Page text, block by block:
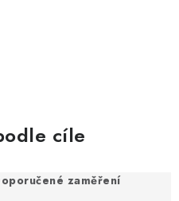
cíle
zaměření